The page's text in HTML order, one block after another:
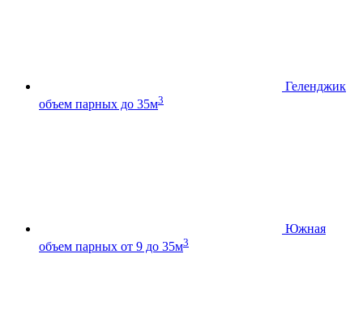
Геленджик
объем парных до 35м3
Южная
объем парных от 9 до 35м3